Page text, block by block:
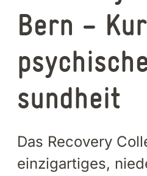
Bern –
sund­heit
Das Re­co­ve­ry
ein­zig­ar­ti­ges,